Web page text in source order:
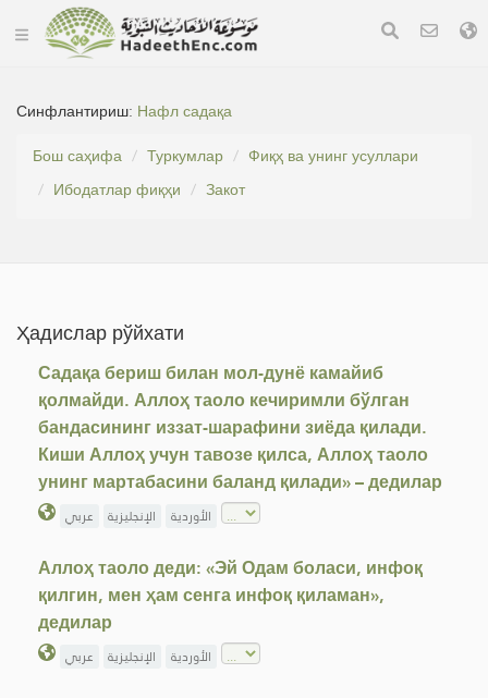
Синфлантириш: Нафл садақа
Бош саҳифа
Туркумлар
Фиқҳ ва унинг усуллари
Ибодатлар фиқҳи
Закот
Ҳадислар рўйхати
Садақа бериш билан мол-дунё камайиб
қолмайди. Аллоҳ таоло кечиримли бўлган
бандасининг иззат-шарафини зиёда қилади.
Киши Аллоҳ учун тавозе қилса, Аллоҳ таоло
унинг мартабасини баланд қилади» – дедилар
عربي الإنجليزية الأوردية
Аллоҳ таоло деди: «Эй Одам боласи, инфоқ
қилгин, мен ҳам сенга инфоқ қиламан»,
дедилар
عربي الإنجليزية الأوردية